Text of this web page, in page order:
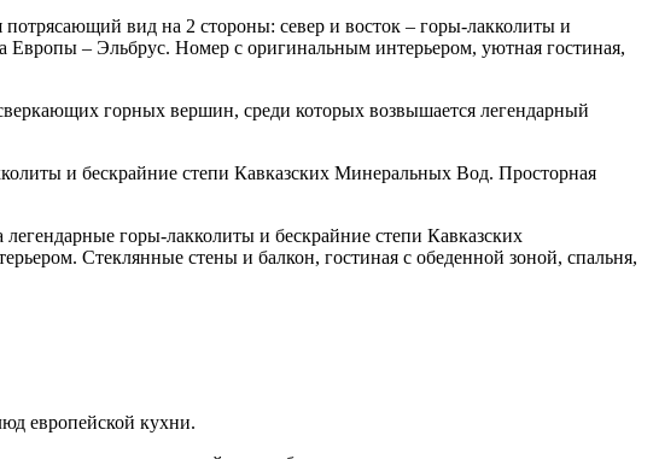
вид на 2 стороны: север и восток – горы-лакколиты и
– Эльбрус. Номер с оригинальным интерьером, уютная гостиная,
горных вершин, среди которых возвышается легендарный
и бескрайние степи Кавказских Минеральных Вод. Просторная
горы-лакколиты и бескрайние степи Кавказских
Стеклянные стены и балкон, гостиная с обеденной зоной, спальня,
европейской кухни.